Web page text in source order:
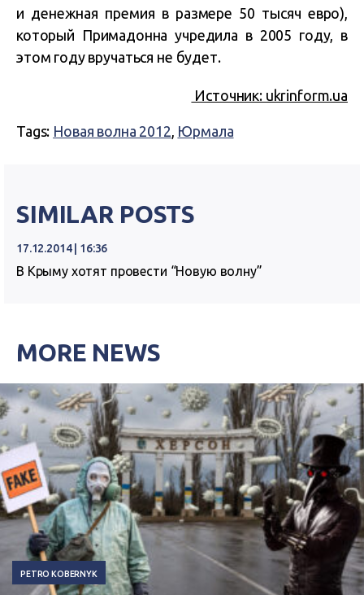
и денежная премия в размере 50 тысяч евро),
который Примадонна учредила в 2005 году, в
этом году вручаться не будет.
Источник: ukrinform.ua
Tags: Новая волна 2012, Юрмала
SIMILAR POSTS
17.12.2014 | 16:36
В Крыму хотят провести “Новую волну”
MORE NEWS
PETRO KOBERNYK